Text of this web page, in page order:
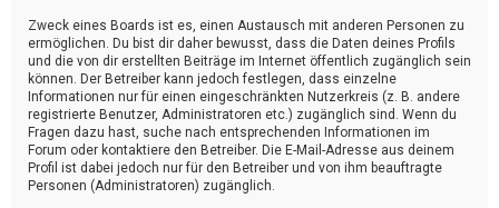
Zweck eines Boards ist es, einen Austausch mit anderen Personen zu
ermöglichen. Du bist dir daher bewusst, dass die Daten deines Profils
und die von dir erstellten Beiträge im Internet öffentlich zugänglich sein
können. Der Betreiber kann jedoch festlegen, dass einzelne
Informationen nur für einen eingeschränkten Nutzerkreis (z. B. andere
registrierte Benutzer, Administratoren etc.) zugänglich sind. Wenn du
Fragen dazu hast, suche nach entsprechenden Informationen im
Forum oder kontaktiere den Betreiber. Die E-Mail-Adresse aus deinem
Profil ist dabei jedoch nur für den Betreiber und von ihm beauftragte
Personen (Administratoren) zugänglich.